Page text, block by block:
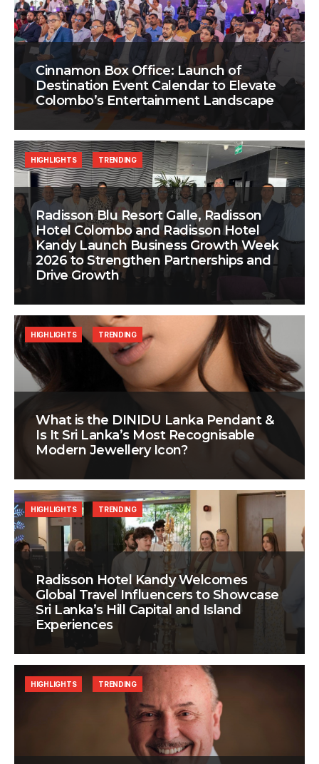
Cinnamon Box Office: Launch of
Destination Event Calendar to Elevate
Colombo’s Entertainment Landscape
Radisson Blu Resort Galle, Radisson
Hotel Colombo and Radisson Hotel
Kandy Launch Business Growth Week
2026 to Strengthen Partnerships and
Drive Growth
HIGHLIGHTS TRENDING
What is the DINIDU Lanka Pendant &
Is It Sri Lanka’s Most Recognisable
Modern Jewellery Icon?
HIGHLIGHTS TRENDING
Radisson Hotel Kandy Welcomes
Global Travel Influencers to Showcase
Sri Lanka’s Hill Capital and Island
Experiences
HIGHLIGHTS TRENDING
HIGHLIGHTS TRENDING